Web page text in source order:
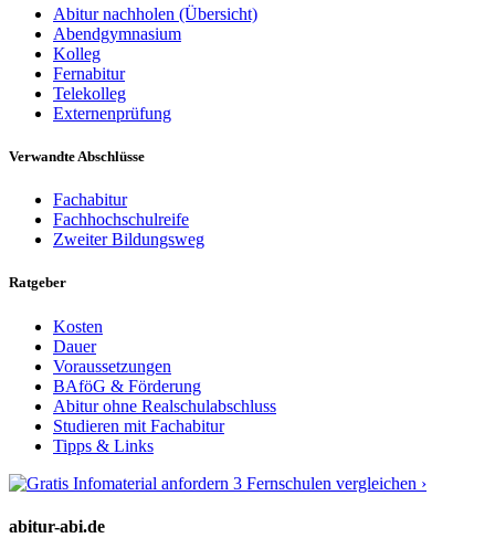
Abitur nachholen (Übersicht)
Abendgymnasium
Kolleg
Fernabitur
Telekolleg
Externenprüfung
Verwandte Abschlüsse
Fachabitur
Fachhochschulreife
Zweiter Bildungsweg
Ratgeber
Kosten
Dauer
Voraussetzungen
BAföG & Förderung
Abitur ohne Realschulabschluss
Studieren mit Fachabitur
Tipps & Links
3 Fernschulen vergleichen ›
abitur-abi.de